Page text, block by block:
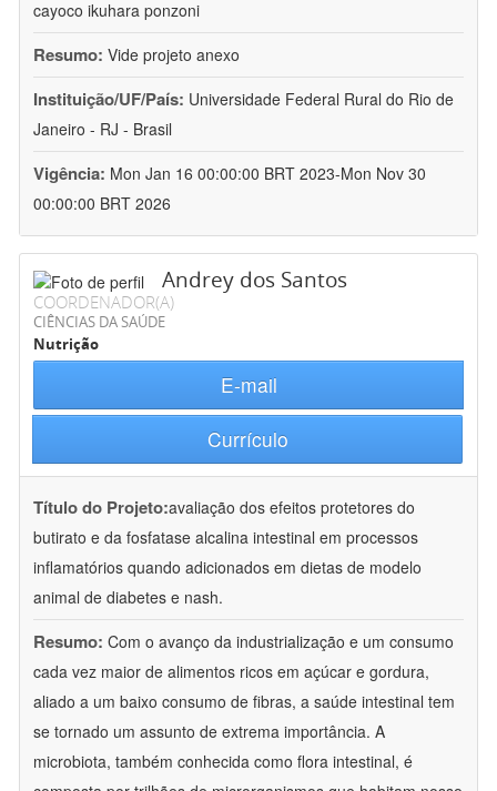
cayoco ikuhara ponzoni
Resumo: Vide projeto anexo
Instituição/UF/País: Universidade Federal Rural do Rio de
Janeiro - RJ - Brasil
Vigência: Mon Jan 16 00:00:00 BRT 2023-Mon Nov 30
00:00:00 BRT 2026
Andrey dos Santos
COORDENADOR(A)
CIÊNCIAS DA SAÚDE
Nutrição
E-mail
Currículo
Título do Projeto:avaliação dos efeitos protetores do
butirato e da fosfatase alcalina intestinal em processos
inflamatórios quando adicionados em dietas de modelo
animal de diabetes e nash.
Resumo: Com o avanço da industrialização e um consumo
cada vez maior de alimentos ricos em açúcar e gordura,
aliado a um baixo consumo de fibras, a saúde intestinal tem
se tornado um assunto de extrema importância. A
microbiota, também conhecida como flora intestinal, é